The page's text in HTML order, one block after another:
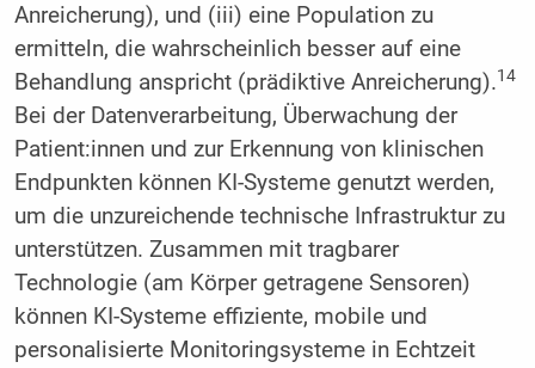
Anreicherung), und (iii) eine Population zu
ermitteln, die wahrscheinlich besser auf eine
Behandlung anspricht (prädiktive Anreicherung).14
Bei der Datenverarbeitung, Überwachung der
Patient:innen und zur Erkennung von klinischen
Endpunkten können KI-Systeme genutzt werden,
um die unzureichende technische Infrastruktur zu
unterstützen. Zusammen mit tragbarer
Technologie (am Körper getragene Sensoren)
können KI-Systeme effiziente, mobile und
personalisierte Monitoringsysteme in Echtzeit